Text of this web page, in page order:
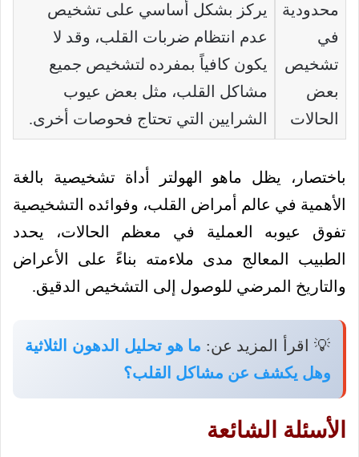
محدودية
في
تشخيص
بعض
الحالات
يركز بشكل أساسي على تشخيص
عدم انتظام ضربات القلب، وقد لا
يكون كافياً بمفرده لتشخيص جميع
مشاكل القلب، مثل بعض عيوب
الشرايين التي تحتاج فحوصات أخرى.
باختصار، يظل ماهو الهولتر أداة تشخيصية بالغة
الأهمية في عالم أمراض القلب، وفوائده التشخيصية
تفوق عيوبه العملية في معظم الحالات، يحدد
الطبيب المعالج مدى ملاءمته بناءً على الأعراض
والتاريخ المرضي للوصول إلى التشخيص الدقيق.
💡 اقرأ المزيد عن: ما هو تحليل الدهون الثلاثية
وهل يكشف عن مشاكل القلب؟
الأسئلة الشائعة